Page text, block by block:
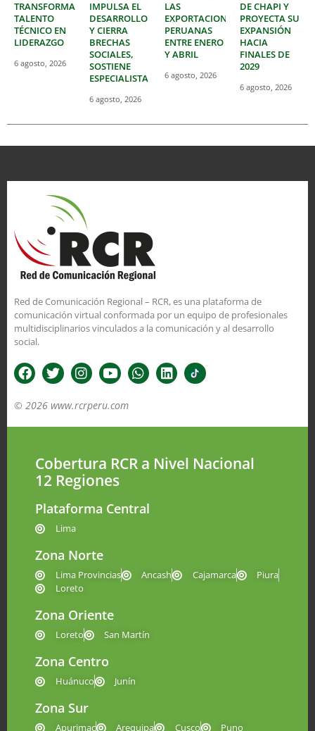
TRANSFORMAR
TALENTO
TÉCNICO EN
LIDERAZGO
6 agosto, 2026
IMPULSA EL
DESARROLLO
Y CIERRA
BRECHAS
SOCIALES,
SOSTIENE
ESPECIALISTA
6 agosto, 2026
LAS
EXPORTACIONES
PERUANAS
ENTRE ENERO
Y ABRIL
6 agosto, 2026
DE CHAPI Y
PROYECTA SU
EXPANSIÓN
HACIA
FINALES DE
2029
6 agosto, 2026
Red de Comunicación Regional – RCR, es una plataforma de
comunicación virtual conformada por un equipo de profesionales
multidisciplinarios vinculados a la comunicación y al desarrollo
social.
© 2026 www.rcrperu.com
Cobertura RCR a Nivel Nacional
12 Regiones
Plataforma Central
Lima
Zona Norte
Lima Provincias Ancash Cajamarca
Piura
Loreto
Zona Oriente
Loreto San Martín
Zona Centro
Huánuco Junín
Zona Sur
Apurimac Arequipa Cusco Puno